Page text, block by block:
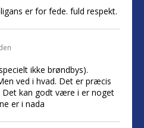
er for fede. fuld respekt.
ikke brøndbys).
ved i hvad. Det er præcis
Det kan godt være i er noget
er i nada